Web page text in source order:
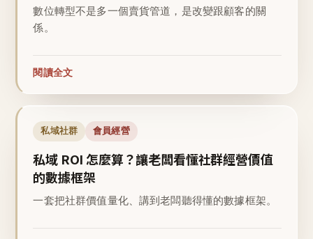
數位轉型不是多一個賣貨管道，是改變跟顧客的關
係。
閱讀全文
私域社群 會員經營
私域 ROI 怎麼算？讓老闆看懂社群經營價值
的數據框架
一套把社群價值量化、講到老闆聽得懂的數據框架。